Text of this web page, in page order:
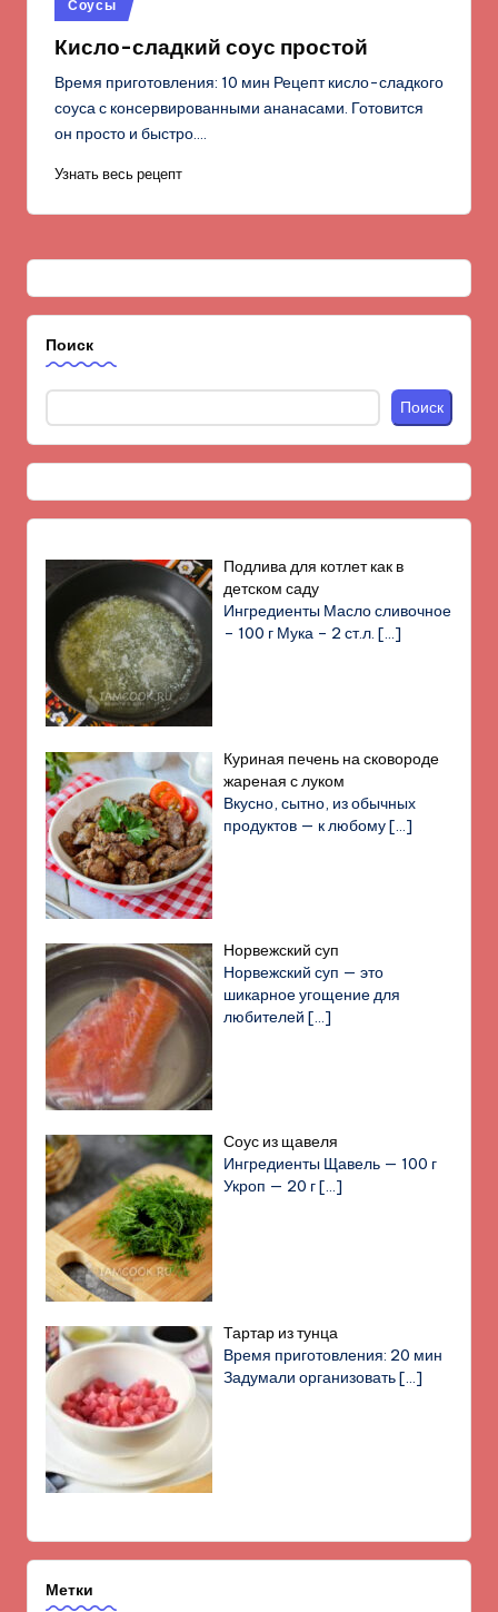
в
Соусы
Кисло-сладкий соус простой
Время приготовления: 10 мин Рецепт кисло-сладкого
соуса с консервированными ананасами. Готовится
он просто и быстро.…
Узнать весь рецепт
Поиск
Поиск
Подлива для котлет как в
детском саду
Ингредиенты Масло сливочное
– 100 г Мука – 2 ст.л.[…]
Куриная печень на сковороде
жареная с луком
Вкусно, сытно, из обычных
продуктов — к любому[…]
Норвежский суп
Норвежский суп — это
шикарное угощение для
любителей[…]
Соус из щавеля
Ингредиенты Щавель — 100 г
Укроп — 20 г[…]
Тартар из тунца
Время приготовления: 20 мин
Задумали организовать[…]
Метки